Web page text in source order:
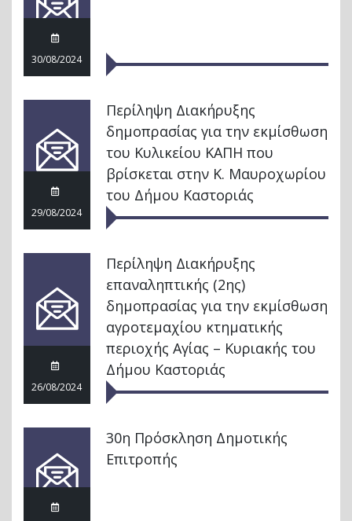
30/08/2024
29/08/2024
Περίληψη Διακήρυξης
δημοπρασίας για την εκμίσθωση
του Κυλικείου ΚΑΠΗ που
βρίσκεται στην Κ. Μαυροχωρίου
του Δήμου Καστοριάς
26/08/2024
Περίληψη Διακήρυξης
επαναληπτικής (2ης)
δημοπρασίας για την εκμίσθωση
αγροτεμαχίου κτηματικής
περιοχής Αγίας – Κυριακής του
Δήμου Καστοριάς
30η Πρόσκληση Δημοτικής
Επιτροπής